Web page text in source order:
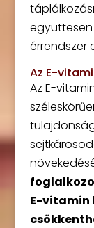
együttesen
érrendszer
Az E-
Az E-
E-vitamin